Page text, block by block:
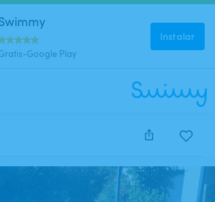
Google Play
Instalar
está cerrado y no se puede reservar.